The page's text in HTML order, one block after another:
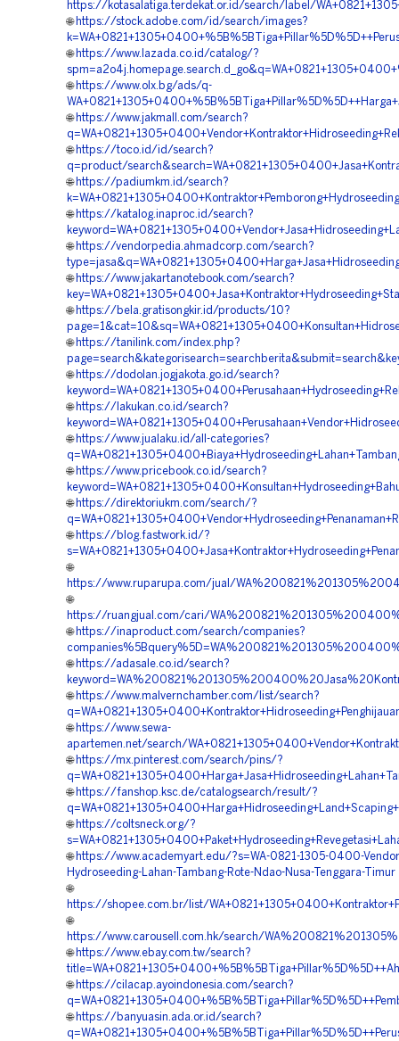
https://kotasalatiga.terdekat.or.id/search/label/
🌐 https://stock.adobe.com/id/search/images?
🌐 https://www.lazada.co.id/catalog/?
🌐 https://www.olx.bg/ads/q-
🌐 https://www.jakmall.com/search?
🌐 https://toco.id/id/search?
q=product/
🌐 https://padiumkm.id/search?
🌐 https://katalog.inaproc.id/search?
🌐 https://vendorpedia.ahmadcorp.com/search?
🌐 https://www.jakartanotebook.com/search?
🌐 https://bela.gratisongkir.id/products/10?
🌐 https://tanilink.com/index.php?
🌐 https://dodolan.jogjakota.go.id/search?
🌐 https://lakukan.co.id/search?
🌐 https://www.jualaku.id/all-categories?
🌐 https://www.pricebook.co.id/search?
🌐 https://direktoriukm.com/search/?
🌐 https://blog.fastwork.id/?
🌐
https://www.ruparupa.com/jual/
🌐
https://ruangjual.com/cari/
🌐 https://inaproduct.com/search/companies?
🌐 https://adasale.co.id/search?
🌐 https://www.malvernchamber.com/list/search?
🌐 https://www.sewa-
apartemen.net/search/
🌐 https://mx.pinterest.com/search/pins/?
🌐 https://fanshop.ksc.de/catalogsearch/result/?
🌐 https://coltsneck.org/?
🌐 https://www.academyart.edu/?s=WA-0821-1305-0400-
Hydroseeding-Lahan-Tambang-Rote-Ndao-Nusa-Tenggara-Timur
🌐
https://shopee.com.br/list/
🌐
https://www.carousell.com.hk/search/
🌐 https://www.ebay.com.tw/search?
🌐 https://cilacap.ayoindonesia.com/search?
🌐 https://banyuasin.ada.or.id/search?